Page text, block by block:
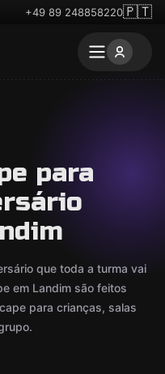
+49 89 248858220🇵🇹
para
que toda a turma vai
em Landim são feitos
para crianças, salas